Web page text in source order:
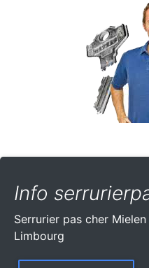
Info
Serrurier pas cher
Limbourg